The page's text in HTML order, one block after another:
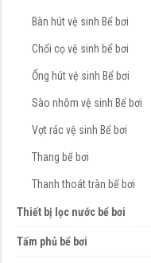
Bàn hút vệ sinh Bể bơi
Chổi cọ vệ sinh bể bơi
Ống hút vệ sinh Bể bơi
Sào nhôm vệ sinh Bể bơi
Vợt rác vệ sinh Bể bơi
Thang bể bơi
Thanh thoát tràn bể bơi
Thiết bị lọc nước bể bơi
Tấm phủ bể bơi